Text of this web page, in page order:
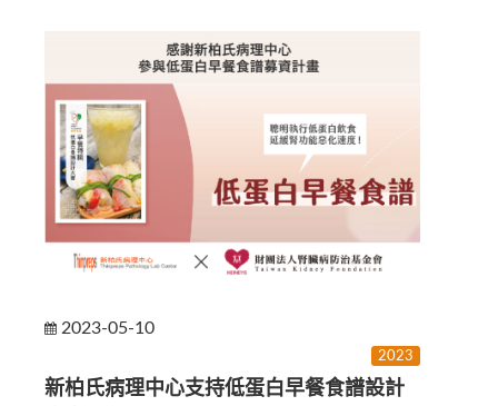
2023-05-10
2023
新柏氏病理中心支持低蛋白早餐食譜設計